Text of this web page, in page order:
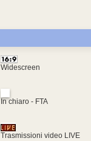
Widescreen
In chiaro - FTA
Trasmissioni video LIVE